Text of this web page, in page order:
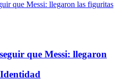
que Messi: llegaron